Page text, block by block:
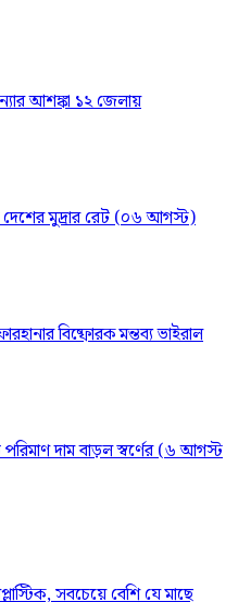
আশঙ্কা ১২ জেলায়
মুদ্রার রেট (০৬ আগস্ট)
বিষ্ফোরক মন্তব্য ভাইরাল
দাম বাড়ল স্বর্ণের (৬ আগস্ট
সবচেয়ে বেশি যে মাছে